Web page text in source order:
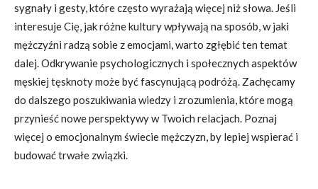
sygnały i gesty, które często wyrażają więcej niż słowa. Jeśli
interesuje Cię, jak różne kultury wpływają na sposób, w jaki
mężczyźni radzą sobie z emocjami, warto zgłębić ten temat
dalej. Odkrywanie psychologicznych i społecznych aspektów
męskiej tęsknoty może być fascynującą podróżą. Zachęcamy
do dalszego poszukiwania wiedzy i zrozumienia, które mogą
przynieść nowe perspektywy w Twoich relacjach. Poznaj
więcej o emocjonalnym świecie mężczyzn, by lepiej wspierać i
budować trwałe związki.